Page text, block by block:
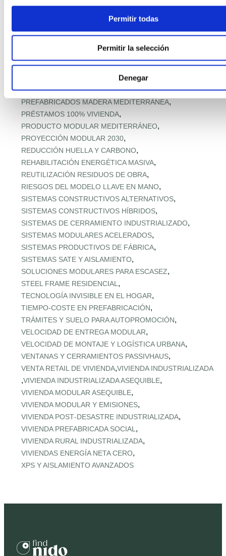
Permitir todas
Permitir la selección
Denegar
PREFABRICADAS COMPACTAS,
PREFABRICADAS CON FOTOVOLTAICA,
PREFABRICADAS LOW‑COST,
PREFABRICADAS PRECIO RÉCORD,
PREFABRICADAS PREMIUM MEDITERRÁNEAS
PREFABRICADO HORMIGÓN RESIDENCIAL,
PREFABRICADOS MADERA MEDITERRÁNEA,
PRÉSTAMOS 100% VIVIENDA,
PRODUCTO MODULAR MEDITERRÁNEO,
PROYECCIÓN MODULAR 2030,
REDUCCIÓN HUELLA Y CARBONO,
REHABILITACIÓN ENERGÉTICA MASIVA,
REUTILIZACIÓN RESIDUOS DE OBRA,
RIESGOS DEL MODELO LLAVE EN MANO,
SISTEMAS CONSTRUCTIVOS ALTERNATIVOS,
SISTEMAS CONSTRUCTIVOS HÍBRIDOS,
SISTEMAS DE CERRAMIENTO INDUSTRIALIZADO,
SISTEMAS MODULARES ACELERADOS,
SISTEMAS PRODUCTIVOS DE FÁBRICA,
SISTEMAS SATE Y AISLAMIENTO,
SOLUCIONES MODULARES PARA ESCASEZ,
STEEL FRAME RESIDENCIAL ,
TECNOLOGÍA INVISIBLE EN EL HOGAR,
TIEMPO‑COSTE EN PREFABRICACIÓN,
TRÁMITES Y SUELO PARA AUTOPROMOCIÓN,
VELOCIDAD DE ENTREGA MODULAR,
VELOCIDAD DE MONTAJE Y LOGÍSTICA URBANA,
VENTANAS Y CERRAMIENTOS PASSIVHAUS,
VENTA RETAIL DE VIVIENDA,VIVIENDA INDUSTRIALIZADA
,VIVIENDA INDUSTRIALIZADA ASEQUIBLE,
VIVIENDA MODULAR ASEQUIBLE,
VIVIENDA MODULAR Y EMISIONES,
VIVIENDA POST‑DESASTRE INDUSTRIALIZADA,
VIVIENDA PREFABRICADA SOCIAL ,
VIVIENDA RURAL INDUSTRIALIZADA,
VIVIENDAS ENERGÍA NETA CERO,
XPS Y AISLAMIENTO AVANZADOS